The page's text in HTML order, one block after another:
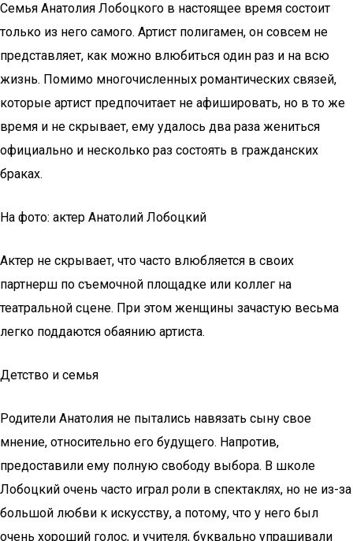
Семья Анатолия Лобоцкого в настоящее время состоит
только из него самого. Артист полигамен, он совсем не
представляет, как можно влюбиться один раз и на всю
жизнь. Помимо многочисленных романтических связей,
которые артист предпочитает не афишировать, но в то же
время и не скрывает, ему удалось два раза жениться
официально и несколько раз состоять в гражданских
браках.
На фото: актер Анатолий Лобоцкий
Актер не скрывает, что часто влюбляется в своих
партнерш по съемочной площадке или коллег на
театральной сцене. При этом женщины зачастую весьма
легко поддаются обаянию артиста.
Детство и семья
Родители Анатолия не пытались навязать сыну свое
мнение, относительно его будущего. Напротив,
предоставили ему полную свободу выбора. В школе
Лобоцкий очень часто играл роли в спектаклях, но не из-за
большой любви к искусству, а потому, что у него был
очень хороший голос, и учителя, буквально упрашивали